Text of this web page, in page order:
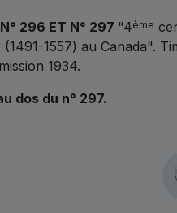
296 ET N° 297 "4ème
1557) au Canada".
1934.
dos du n° 297.